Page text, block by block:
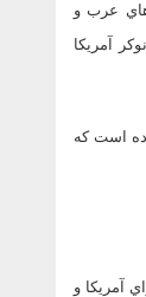
عرب و
آمريكا
است كه
آمريكا و